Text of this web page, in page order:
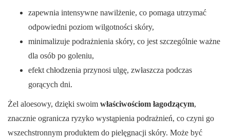
zapewnia intensywne nawilżenie, co pomaga utrzymać
odpowiedni poziom wilgotności skóry,
minimalizuje podrażnienia skóry, co jest szczególnie ważne
dla osób po goleniu,
efekt chłodzenia przynosi ulgę, zwłaszcza podczas
gorących dni.
Żel aloesowy, dzięki swoim właściwościom łagodzącym,
znacznie ogranicza ryzyko wystąpienia podrażnień, co czyni go
wszechstronnym produktem do pielęgnacji skóry. Może być